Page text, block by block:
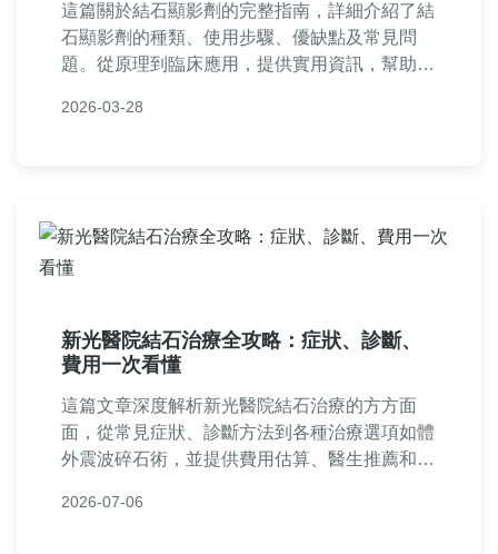
這篇關於結石顯影劑的完整指南，詳細介紹了結
石顯影劑的種類、使用步驟、優缺點及常見問
題。從原理到臨床應用，提供實用資訊，幫助您
有疑惑，適合需要進行結石檢查的讀者參考。
2026-03-28
新光醫院結石治療全攻略：症狀、診斷、
費用一次看懂
這篇文章深度解析新光醫院結石治療的方方面
面，從常見症狀、診斷方法到各種治療選項如體
外震波碎石術，並提供費用估算、醫生推薦和患
石問題，做出明智決策。
2026-07-06